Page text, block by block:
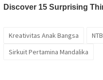
Kreativitas Anak Bangsa NTB
Sirkuit Pertamina Mandalika